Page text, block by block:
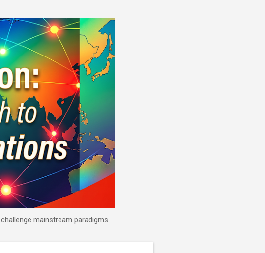
mainstream paradigms.